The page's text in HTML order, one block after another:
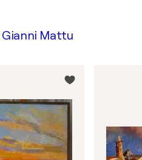
Gianni Mattu